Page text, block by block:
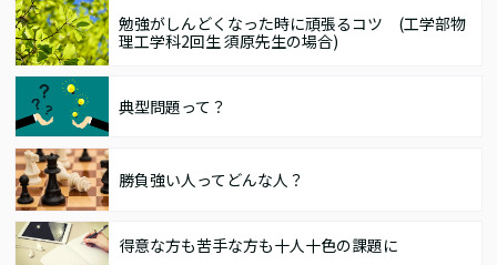
勉強がしんどくなった時に頑張るコツ (工学部物
理工学科2回生 須原先生の場合)
典型問題って？
勝負強い人ってどんな人？
得意な方も苦手な方も十人十色の課題に